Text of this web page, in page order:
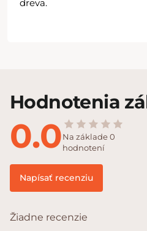
dreva.
Hodnotenia
0.0Na základe 0
hodnotení
Napísať recenziu
Žiadne recenzie